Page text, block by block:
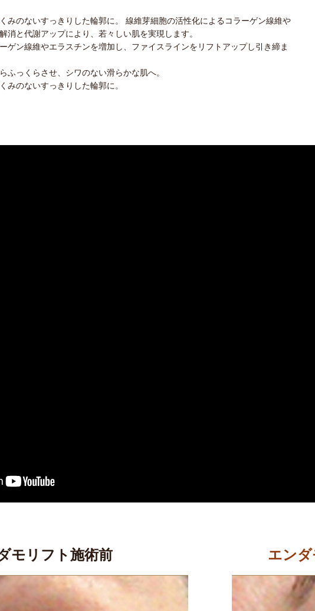
みのないすっきりした輪郭に。 線維芽細胞の活性化によるコラーゲン線維や
消と代謝アップにより、若々しい肌を実現します。
ゲン線維やエラスチンを増加し、ファイスラインをリフトアップし引き締ま
ふっくらさせ、シワのない滑らかな肌へ。
みのないすっきりした輪郭に。
モリフト施術前 エンダ